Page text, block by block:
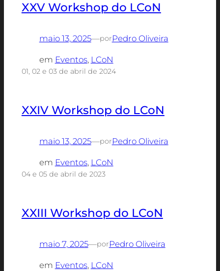
XXV Workshop do LCoN
maio 13, 2025—porPedro Oliveira
em Eventos, LCoN
01, 02 e 03 de abril de 2024
XXIV Workshop do LCoN
maio 13, 2025—porPedro Oliveira
em Eventos, LCoN
04 e 05 de abril de 2023
XXIII Workshop do LCoN
maio 7, 2025—porPedro Oliveira
em Eventos, LCoN